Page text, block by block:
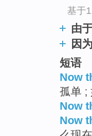
基于
由
因为
短语
Now
孤单 ;
Now
Now